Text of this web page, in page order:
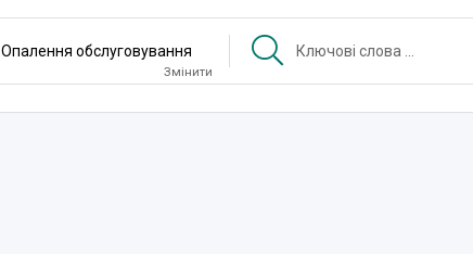
Опалення обслуговування
Змінити